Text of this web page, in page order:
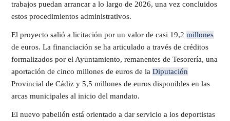
trabajos puedan arrancar a lo largo de 2026, una vez concluidos
estos procedimientos administrativos.
El proyecto salió a licitación por un valor de casi 19,2 millones
de euros. La financiación se ha articulado a través de créditos
formalizados por el Ayuntamiento, remanentes de Tesorería, una
aportación de cinco millones de euros de la Diputación
Provincial de Cádiz y 5,5 millones de euros disponibles en las
arcas municipales al inicio del mandato.
El nuevo pabellón está orientado a dar servicio a los deportistas